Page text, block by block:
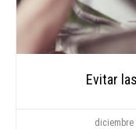
Evitar
diciembre